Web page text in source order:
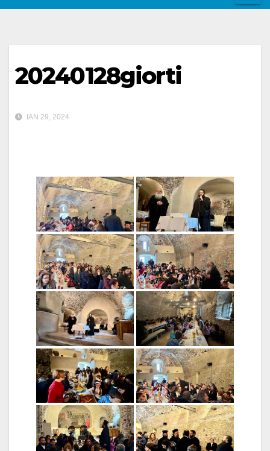
20240128giorti
ΙΑΝ 29, 2024